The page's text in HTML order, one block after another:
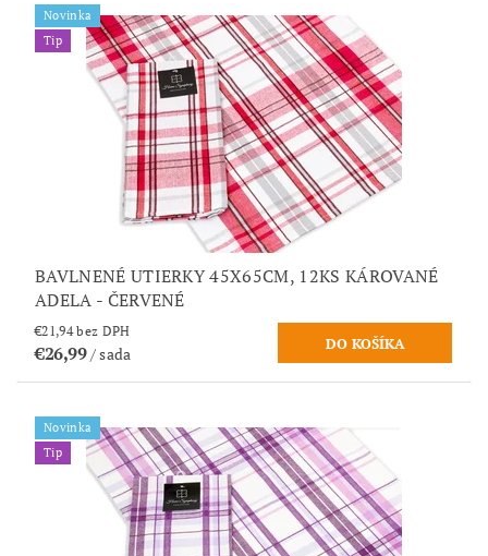
Novinka
Tip
BAVLNENÉ UTIERKY 45X65CM, 12KS KÁROVANÉ
ADELA - ČERVENÉ
€21,94 bez DPH
€26,99/ sada
Novinka
Tip